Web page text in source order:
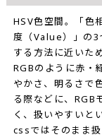
HSV色空間。「色
度（Value）」の3
する方法に近いた
RGBのように赤・
やかさ、明るさで
る際などに、RGB
く、扱いやすいと
cssではそのまま